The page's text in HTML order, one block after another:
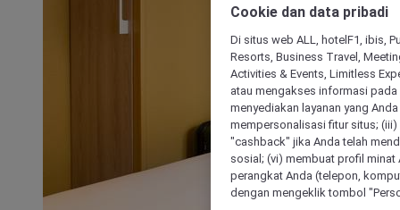
Cookie dan data pribadi
Di situs web ALL, hotelF1, ibis,
Resorts, Business Travel,
Activities & Events, Limitless
atau mengakses informasi
menyediakan layanan yang
mempersonalisasi fitur situs;
"cashback" jika Anda telah
sosial; (vi) membuat profil
perangkat Anda (telepon,
dengan mengeklik tombol